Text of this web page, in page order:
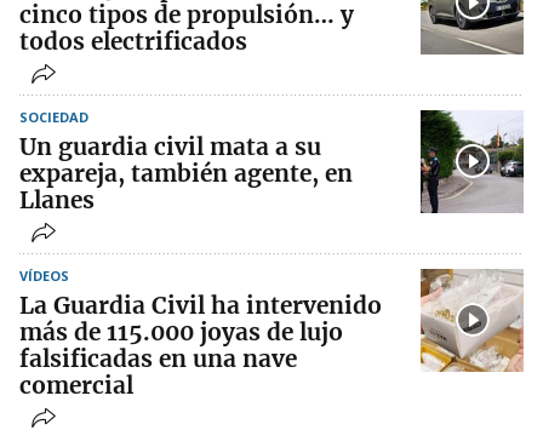
cinco tipos de propulsión… y
todos electrificados
SOCIEDAD
Un guardia civil mata a su
expareja, también agente, en
Llanes
VÍDEOS
La Guardia Civil ha intervenido
más de 115.000 joyas de lujo
falsificadas en una nave
comercial